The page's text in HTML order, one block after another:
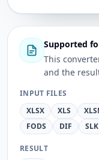
Supported
This
and the
INPUT FILES
XLSX
XLS
FODS
DIF SLK
RESULT